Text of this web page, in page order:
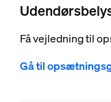
Få vejledning til
Gå til